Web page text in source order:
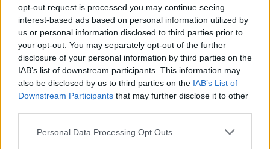
opt-out request is processed you may continue seeing
interest-based ads based on personal information utilized by
us or personal information disclosed to third parties prior to
your opt-out. You may separately opt-out of the further
disclosure of your personal information by third parties on the
IAB’s list of downstream participants. This information may
also be disclosed by us to third parties on the IAB’s List of
Downstream Participants that may further disclose it to other
Please note that this website/app uses one or more Google
Personal Data Processing Opt Outs
τους αναλογεί, ώστε να μην χάσουν την οικονομική
ενίσχυση.
ΑΣΕΠ: Πιστοποίηση Αγγλικών σε
μόνο 2 ημέρες στα χέρια σας